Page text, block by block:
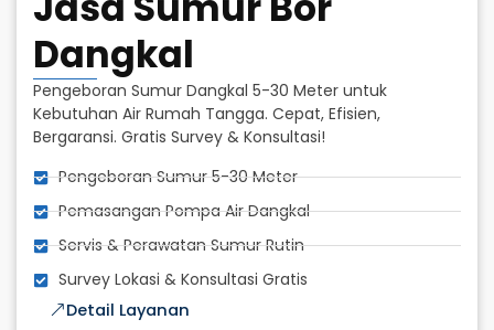
Dangkal
Pengeboran Sumur Dangkal 5-30 Meter untuk
Kebutuhan Air Rumah Tangga. Cepat, Efisien,
Bergaransi. Gratis Survey & Konsultasi!
Pengeboran Sumur 5-30 Meter
Pemasangan Pompa Air Dangkal
Servis & Perawatan Sumur Rutin
Survey Lokasi & Konsultasi Gratis
Detail Layanan